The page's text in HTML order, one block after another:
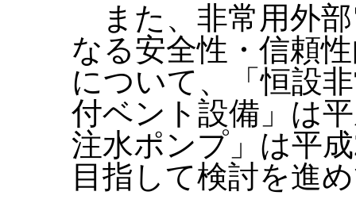
また、非常用外
なる安全性・信頼
について、「恒設
付ベント設備」は
注水ポンプ」は平
目指して検討を進